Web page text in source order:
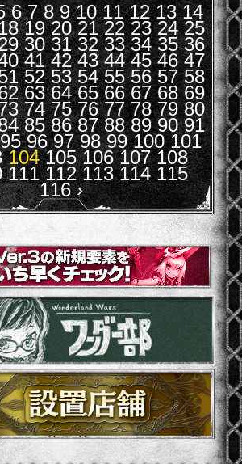
6 7 8 9 10 11 12 13 14
19 20 21 22 23 24 25
30 31 32 33 34 35 36
41 42 43 44 45 46 47
52 53 54 55 56 57 58
63 64 65 66 67 68 69
74 75 76 77 78 79 80
85 86 87 88 89 90 91
95 96 97 98 99 100 101
104 105 106 107 108
111 112 113 114 115
116 ›